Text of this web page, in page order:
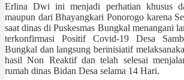
Erlina Dwi ini menjadi perhatian khusus
maupun dari Bhayangkari Ponorogo karena
saat dinas di Puskesmas Bungkal menangani
terkonfirmasi Positif Covid-19 Desa
Bungkal dan langsung berinisiatif
hasil Non Reaktif dan telah selesai
rumah dinas Bidan Desa selama 14 Hari.